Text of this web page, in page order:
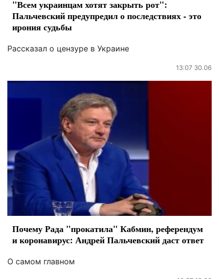
"Всем украинцам хотят закрыть рот":
Пальчевский предупредил о последствиях - это
ирония судьбы
Рассказал о цензуре в Украине
13:07 30.06
Почему Рада "прокатила" Кабмин, референдум
и коронавирус: Андрей Пальчевский даст ответ
О самом главном